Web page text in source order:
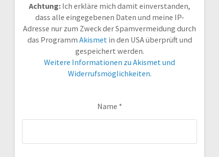
Achtung: Ich erkläre mich damit einverstanden,
dass alle eingegebenen Daten und meine IP-
Adresse nur zum Zweck der Spamvermeidung durch
das Programm Akismet in den USA überprüft und
gespeichert werden.
Weitere Informationen zu Akismet und
Widerrufsmöglichkeiten.
Name *